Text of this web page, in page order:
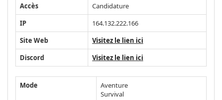
Accès
Candidature
IP
164.132.222.166
Site Web
Visitez le lien ici
Discord
Visitez le lien ici
Mode
Aventure
Survival